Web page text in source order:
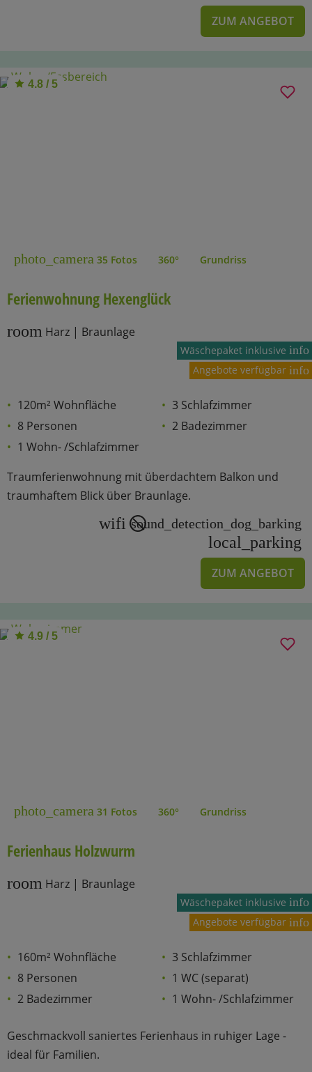
ZUM ANGEBOT
4.8 / 5
photo_camera 35 Fotos 360° Grundriss
Ferienwohnung Hexenglück
room Harz | Braunlage
Wäschepaket inklusiveinfo
Angebote verfügbar info
120m² Wohnfläche
8 Personen
1 Wohn- /Schlafzimmer
3 Schlafzimmer
2 Badezimmer
Traumferienwohnung mit überdachtem Balkon und
traumhaftem Blick über Braunlage.
wifi sound_detection_dog_barking
local_parking
ZUM ANGEBOT
4.9 / 5
photo_camera 31 Fotos 360° Grundriss
Ferienhaus Holzwurm
room Harz | Braunlage
Wäschepaket inklusiveinfo
Angebote verfügbar info
160m² Wohnfläche
8 Personen
2 Badezimmer
3 Schlafzimmer
1 WC (separat)
1 Wohn- /Schlafzimmer
Geschmackvoll saniertes Ferienhaus in ruhiger Lage -
ideal für Familien.